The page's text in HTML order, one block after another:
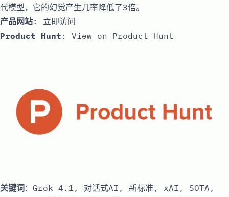
代模型，它的幻觉产生几率降低了3倍。
产品网站: 立即访问
Product Hunt : View on Product Hunt
关键词：Grok 4.1, 对话式AI, 新标准, xAI, SOTA,